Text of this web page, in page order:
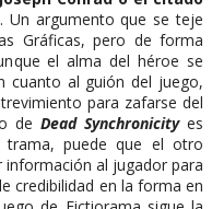
. Un argumento que se teje
Gráficas, pero de forma
el alma del héroe se
cuanto al guión del juego,
para zafarse del
de Dead Synchronicityes
puede que el otro
al jugador para
credibilidad en la forma en